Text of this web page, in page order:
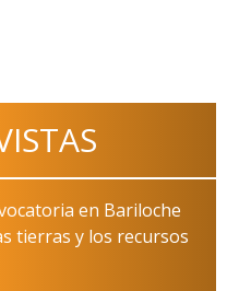
en Bariloche
tierras y los recursos